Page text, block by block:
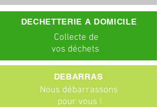
DECHETTERIE A DOMICILE
Collecte de
vos déchets
DEBARRAS
Nous débarrassons
pour vous !